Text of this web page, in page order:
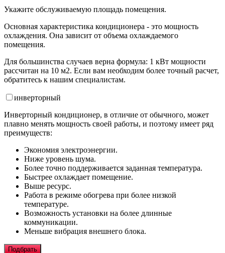
Укажите обслуживаемую площадь помещения.
Основная характеристика кондиционера - это мощность
охлаждения. Она зависит от объема охлаждаемого
помещения.
Для большинства случаев верна формула: 1 кВт мощности
рассчитан на 10 м2. Если вам необходим более точный расчет,
обратитесь к нашим специалистам.
инверторный
Инверторный кондиционер, в отличие от обычного, может
плавно менять мощность своей работы, и поэтому имеет ряд
преимуществ:
Экономия электроэнергии.
Ниже уровень шума.
Более точно поддерживается заданная температура.
Быстрее охлаждает помещение.
Выше ресурс.
Работа в режиме обогрева при более низкой
температуре.
Возможность установки на более длинные
коммуникации.
Меньше вибрация внешнего блока.
Подбрать